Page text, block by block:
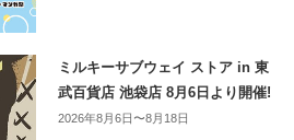
ミルキーサブウェイ ストア in 東
武百貨店 池袋店 8月6日より開催!
2026年8月6日〜8月18日